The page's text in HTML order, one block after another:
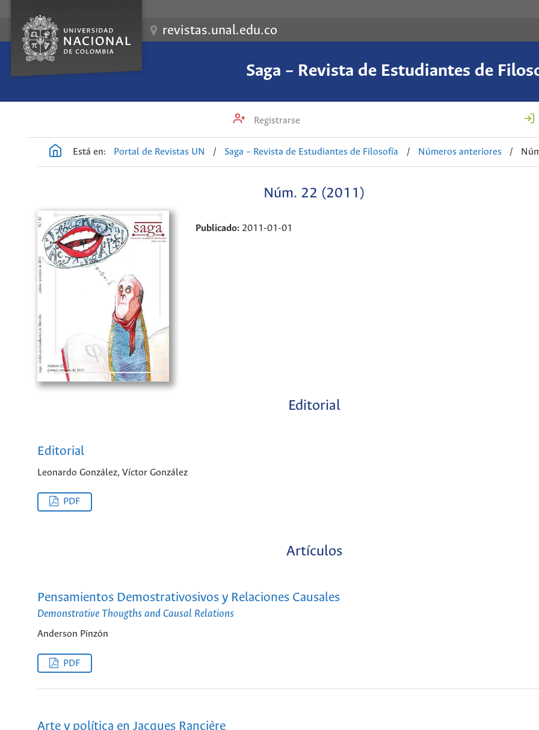
revistas.unal.edu.co
Saga – Revista de Estudiantes de
Registrarse
Está en: Portal de Revistas UN / Saga – Revista de Estudiantes de Filosofía / Números anteriores /
Núm. 22 (2011)
Publicado: 2011-01-01
Editorial
Editorial
Leonardo González, Víctor González
PDF
Artículos
Pensamientos Demostrativosivos y Relaciones Causales
Demonstrative Thougths and Causal Relations
Anderson Pinzón
PDF
Arte y política en Jacques Rancière